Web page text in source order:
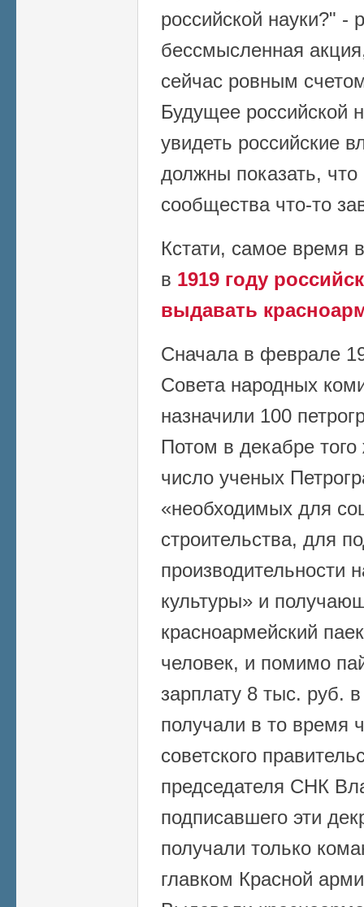
российской науки?" -
бессмысленная
сейчас ровным
Будущее российской
увидеть российские
должны показать,
сообщества что-то
Кстати, самое время
в 1919 году
выдавать
Сначала в феврале
Совета народных
назначили 100
Потом в декабре
число ученых
«необходимых для
строительства, для
производительности
культуры» и
красноармейский
человек, и помимо
зарплату 8 тыс. руб.
получали в то
советского
председателя СНК
подписавшего эти
получали только
главком Красной